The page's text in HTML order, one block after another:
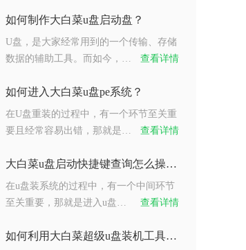
如何制作大白菜u盘启动盘？
U盘，是大家经常用到的一个传输、存储
数据的辅助工具。而如今，…
查看详情
如何进入大白菜u盘pe系统？
在U盘重装的过程中，有一个环节至关重
要且经常容易出错，那就是…
查看详情
大白菜u盘启动快捷键查询怎么操作？
在u盘装系统的过程中，有一个中间环节
至关重要，那就是进入u盘…
查看详情
如何利用大白菜超级u盘装机工具重装系统win7？